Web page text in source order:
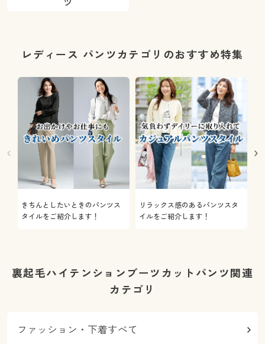
レディース パンツカテゴリのおすすめ特集
きちんとしたいときのパンツス
タイルをご紹介します！
リラックス感のあるパンツスタ
イルをご紹介します！
裏起毛ハイテンションブーツカットパンツ関連
カテゴリ
ファッション・下着すべて